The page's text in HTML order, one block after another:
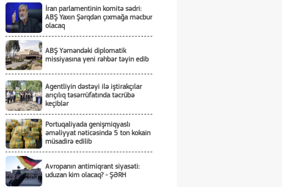
üzləşiblər
İran parlamentinin komitə sədri:
ABŞ Yaxın Şərqdən çıxmağa məcbur
olacaq
ABŞ Yəməndəki diplomatik
missiyasına yeni rəhbər təyin edib
Agentliyin dəstəyi ilə iştirakçılar
arıçılıq təsərrüfatında təcrübə
keçiblər
Portuqaliyada genişmiqyaslı
əməliyyat nəticəsində 5 ton kokain
müsadirə edilib
Avropanın antimiqrant siyasəti:
uduzan kim olacaq? - ŞƏRH